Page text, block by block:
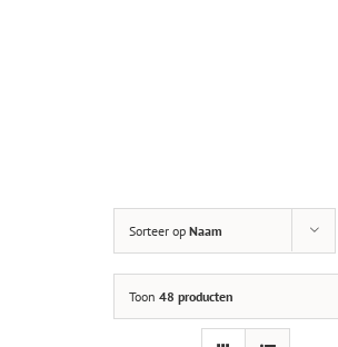
Sorteer op Naam
Toon 48 producten